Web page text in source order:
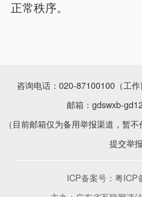
正常秩序。
咨询电话：020-87100100（工
邮箱：gdswxb-
（目前邮箱仅为备用举报渠道，暂
提交举报
ICP备案号： 粤ICP